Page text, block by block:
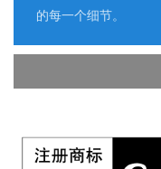
的每一个细节。